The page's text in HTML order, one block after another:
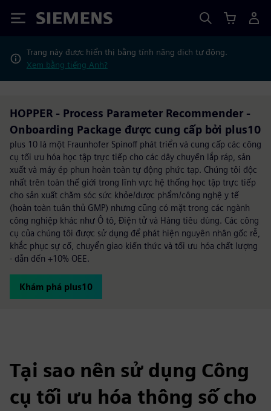
Siemens
Trang này được hiển thị bằng tính năng dịch tự động.
Xem bằng tiếng Anh?
HOPPER - Process Parameter Recommender -
Onboarding Package được cung cấp bởi plus10
plus 10 là một Fraunhofer Spinoff phát triển và cung cấp các công
cụ tối ưu hóa học tập trực tiếp cho các dây chuyền lắp ráp, sản
xuất và máy ép phun hoàn toàn tự động phức tạp. Chúng tôi độc
nhất trên toàn thế giới trong lĩnh vực hệ thống học tập trực tiếp
cho sản xuất chăm sóc sức khỏe/dược phẩm/công nghệ y tế
(hoàn toàn tuân thủ GMP) nhưng cũng có mặt trong các ngành
công nghiệp khác như Ô tô, Điện tử và Hàng tiêu dùng. Các công
cụ của chúng tôi được sử dụng để phát hiện nguyên nhân gốc rễ,
khắc phục sự cố, chuyển giao kiến thức và tối ưu hóa chất lượng
- dẫn đến +10% OEE.
Khám phá plus10
Tại sao nên sử dụng Công
cụ tối ưu hóa thông số cho